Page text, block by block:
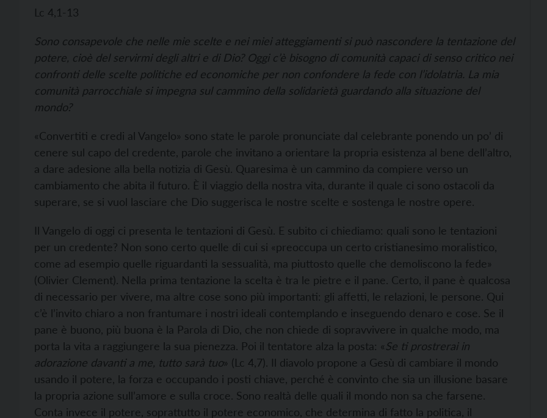
Lc 4,1-13
Sono consapevole che nelle mie scelte e nei miei atteggiamenti si può nascondere la tentazione del
potere, cioè del servirmi degli altri e di Dio? Oggi c’è bisogno di comunità capaci di senso critico nei
confronti delle scelte politiche ed economiche per non confondere la fede con l’idolatria. La mia
comunità parrocchiale si impegna sul cammino della solidarietà guardando alla situazione del
mondo?
«Convertiti e credi al Vangelo» sono state le parole pronunciate dal celebrante ponendo un po’ di
cenere sul capo del credente, parole che invitano a orientare la propria esistenza al bene dell’altro,
a dare adesione alla bella notizia di Gesù. Quaresima è un cammino da compiere verso un
cambiamento che abita il futuro. È il viaggio della nostra vita, durante il quale ci sono ostacoli da
superare, se si vuol lasciare che Dio suggerisca le nostre scelte e sostenga le nostre opere.
Il Vangelo di oggi ci presenta le tentazioni di Gesù. E subito ci chiediamo: quali sono le tentazioni
per un credente? Non sono certo quelle di cui si «preoccupa un certo cristianesimo moralistico,
come ad esempio quelle riguardanti la sessualità, ma piuttosto quelle che demoliscono la fede»
(Olivier Clement). Nella prima tentazione la scelta è tra le pietre e il pane. Certo, il pane è qualcosa
di necessario per vivere, ma altre cose sono più importanti: gli affetti, le relazioni, le persone. Qui
c’è l’invito chiaro a non frantumare i nostri ideali contemplando e inseguendo denaro e cose. Se il
pane è buono, più buona è la Parola di Dio, che non chiede di sopravvivere in qualche modo, ma
porta la vita a raggiungere la sua pienezza. Poi il tentatore alza la posta: «Se ti prostrerai in
adorazione davanti a me, tutto sarà tuo» (Lc 4,7). Il diavolo propone a Gesù di cambiare il mondo
usando il potere, la forza e occupando i posti chiave, perché è convinto che sia un illusione basare
la propria azione sull’amore e sulla croce. Sono realtà delle quali il mondo non sa che farsene.
Conta invece il potere, soprattutto il potere economico, che determina di fatto la politica, il